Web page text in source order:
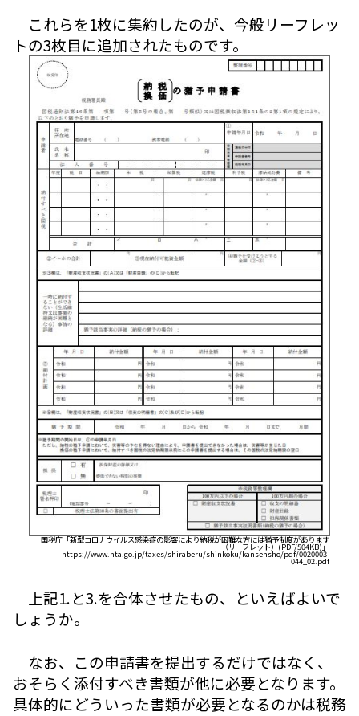
これらを1枚に集約したのが、今般リーフレッ
トの3枚目に追加されたものです。
国税庁「新型コロナウイルス感染症の影響により納税が困難な方には猶予制度があります
（リーフレット）(PDF/504KB)」
https://www.nta.go.jp/taxes/shiraberu/shinkoku/kansensho/pdf/0020003-
044_02.pdf
上記1.と3.を合体させたもの、といえばよいで
しょうか。
なお、この申請書を提出するだけではなく、
おそらく添付すべき書類が他に必要となります。
具体的にどういった書類が必要となるのかは税務